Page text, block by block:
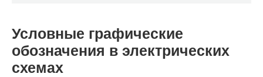
Условные графические
обозначения в электрических
схемах